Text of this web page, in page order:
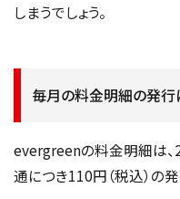
しまうでしょう。
毎月の料金明細の発行
evergreenの料金明細は
通につき110円（税込）の